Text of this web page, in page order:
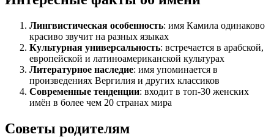
Лингвистическая особенность: имя Камила одинаково
красиво звучит на разных языках
Культурная универсальность: встречается в арабской,
европейской и латиноамериканской культурах
Литературное наследие: имя упоминается в
произведениях Вергилия и других классиков
Современные тенденции: входит в топ-30 женских
имён в более чем 20 странах мира
Советы родителям